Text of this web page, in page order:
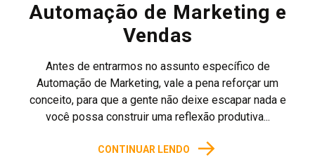
Automação de Marketing e
Vendas
Antes de entrarmos no assunto específico de
Automação de Marketing, vale a pena reforçar um
conceito, para que a gente não deixe escapar nada e
você possa construir uma reflexão produtiva...
CONTINUAR LENDO →